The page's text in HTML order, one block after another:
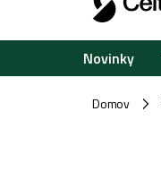
Novinky
Domov /